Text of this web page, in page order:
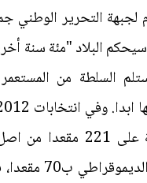
لجبهة التحرير الوطني
البلاد "مئة سنة
السلطة من
التجمع الوطني